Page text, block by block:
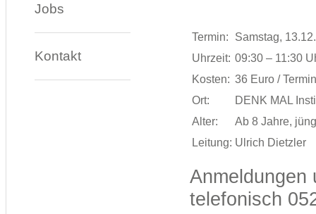
Jobs
Kontakt
Termin:
Samstag,
Uhrzeit: 09:30 – 11:30
Kosten: 36 Euro / Termin
Ort:
DENK MAL
Alter:
Ab 8 Jahre,
Leitung: Ulrich Dietzler
telefonisch